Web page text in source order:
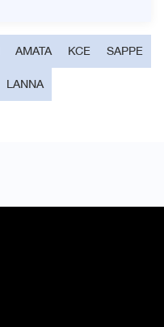
AMATA KCE
SAPPE
LANNA